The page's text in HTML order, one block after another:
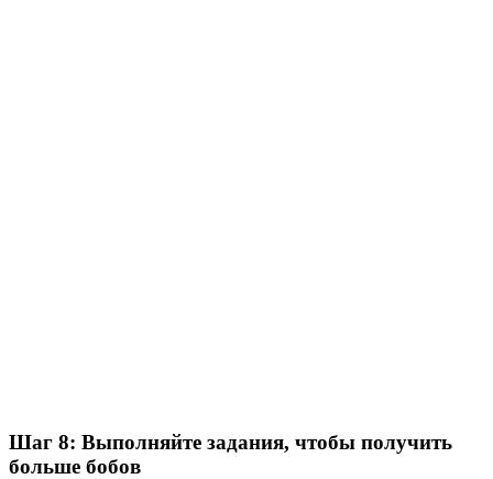
Шаг 8: Выполняйте задания, чтобы получить
больше бобов